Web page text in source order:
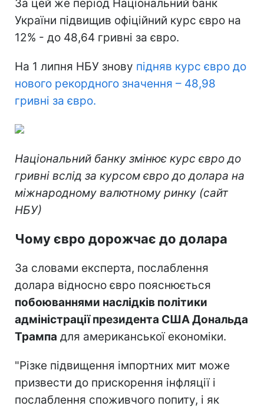
За цей же період Національний банк
України підвищив офіційний курс євро на
12% - до 48,64 гривні за євро.
На 1 липня НБУ знову підняв курс євро до
нового рекордного значення – 48,98
гривні за євро.
Національний банку змінює курс євро до
гривні вслід за курсом євро до долара на
міжнародному валютному ринку (сайт
НБУ)
Чому євро дорожчає до долара
За словами експерта, послаблення
долара відносно євро пояснюється
побоюваннями наслідків політики
адміністрації президента США Дональда
Трампа для американської економіки.
"Різке підвищення імпортних мит може
призвести до прискорення інфляції і
послаблення споживчого попиту, і як